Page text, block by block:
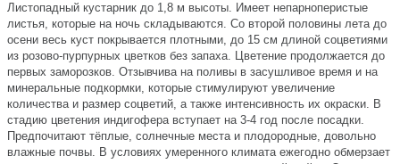
Листопадный кустарник до 1,8 м высоты. Имеет непарноперистые
листья, которые на ночь складываются. Со второй половины лета до
осени весь куст покрывается плотными, до 15 см длиной соцветиями
из розово-пурпурных цветков без запаха. Цветение продолжается до
первых заморозков. Отзывчива на поливы в засушливое время и на
минеральные подкормки, которые стимулируют увеличение
количества и размер соцветий, а также интенсивность их окраски. В
стадию цветения индигофера вступает на 3-4 год после посадки.
Предпочитают тёплые, солнечные места и плодородные, довольно
влажные почвы. В условиях умеренного климата ежегодно обмерзает